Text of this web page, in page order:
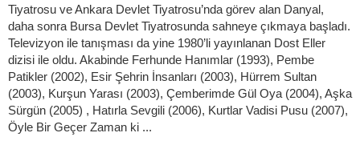
Tiyatrosu ve Ankara Devlet Tiyatrosu’nda görev alan Danyal,
daha sonra Bursa Devlet Tiyatrosunda sahneye çıkmaya başladı.
Televizyon ile tanışması da yine 1980’li yayınlanan Dost Eller
dizisi ile oldu. Akabinde Ferhunde Hanımlar (1993), Pembe
Patikler (2002), Esir Şehrin İnsanları (2003), Hürrem Sultan
(2003), Kurşun Yarası (2003), Çemberimde Gül Oya (2004), Aşka
Sürgün (2005) , Hatırla Sevgili (2006), Kurtlar Vadisi Pusu (2007),
Öyle Bir Geçer Zaman ki ...